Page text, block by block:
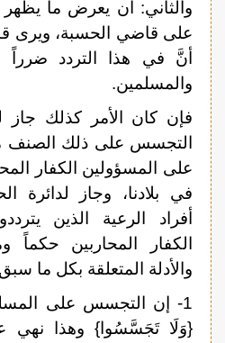
والثاني: أن يعرض ما يظهر
على قاضي الحسبة، ويرى
أنَّ في هذا التردد ضرراً
والمسلمين.
فإن كان الأمر كذلك جاز
التجسس على ذلك الصنف
على المسؤولين الكفار
في بلادنا، وجاز لدائرة
أفراد الرعية الذين
الكفار المحاربين حكماً
والأدلة المتعلقة بكل ما
1- إن التجسس على
{وَلَا تَجَسَّسُوا} وهذا نهي